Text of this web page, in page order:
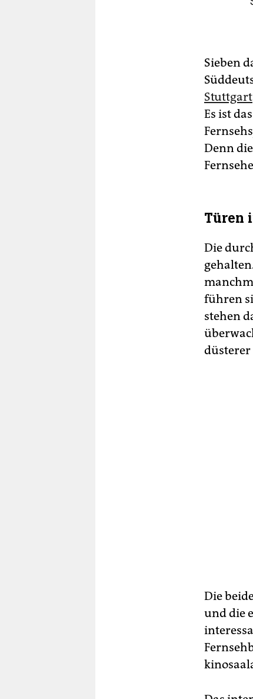
Sieben
Stuttgart
Es ist
Denn
Türen
Die
führen
stehen
Die
und die